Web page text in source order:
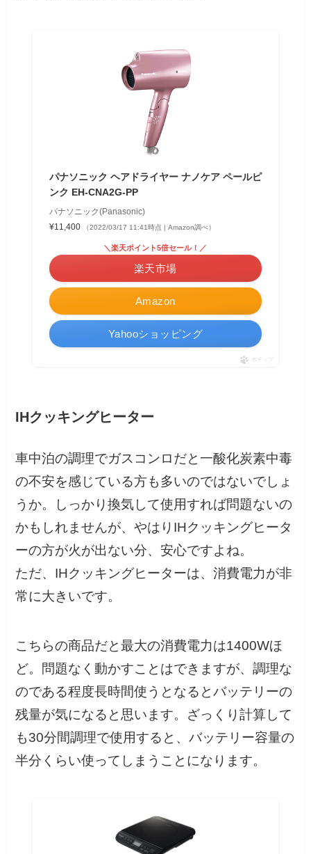
パナソニック ヘアドライヤー ナノケア ペールピ
ンク EH-CNA2G-PP
パナソニック(Panasonic)
¥11,400
（2022/03/17 11:41時点 | Amazon調べ）
Amazon
＼楽天ポイント5倍セール！／
楽天市場
Yahooショッピング
ポチップ
IHクッキングヒーター
車中泊の調理でガスコンロだと一酸化炭素中毒
の不安を感じている方も多いのではないでしょ
うか。しっかり換気して使用すれば問題ないの
かもしれませんが、やはりIHクッキングヒータ
ーの方が火が出ない分、安心ですよね。
ただ、IHクッキングヒーターは、消費電力が非
常に大きいです。
こちらの商品だと最大の消費電力は1400Wほ
ど。問題なく動かすことはできますが、調理な
のである程度長時間使うとなるとバッテリーの
残量が気になると思います。ざっくり計算して
も30分間調理で使用すると、バッテリー容量の
半分くらい使ってしまうことになります。